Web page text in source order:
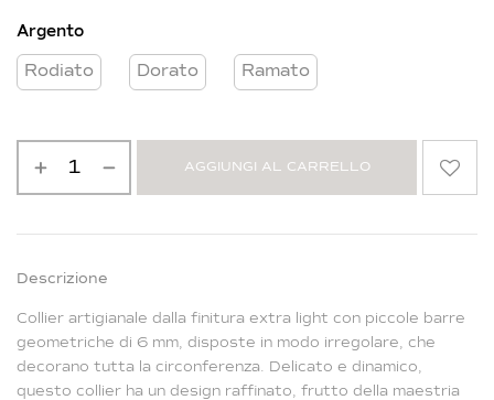
Argento
Rodiato Dorato Ramato
AGGIUNGI AL CARRELLO
Descrizione
Collier artigianale dalla finitura extra light con piccole barre
geometriche di 6 mm, disposte in modo irregolare, che
decorano tutta la circonferenza. Delicato e dinamico,
questo collier ha un design raffinato, frutto della maestria